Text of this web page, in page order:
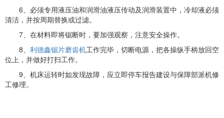
6、必须专用液压油和润滑油液压传动及润滑装置中，冷却液必须
清洁，并按周期替换或过滤。
7、在材料即将锯断时，要加强观察，注意安全操作。
8、 利德鑫锯片磨齿机工作完毕，切断电源，把各操纵手柄放回空
位上，并做好打扫工作。
9、机床运转时如发现故障，应立即停车报告建设与保障部派机修
工修理。